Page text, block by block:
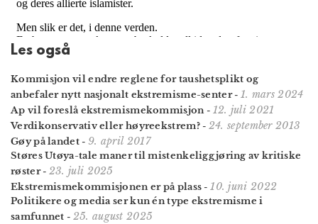
Les også
Kommisjon vil endre reglene for taushetsplikt og
anbefaler nytt nasjonalt ekstremisme-senter- 1. mars 2024
Ap vil foreslå ekstremismekommisjon- 12. juli 2021
Verdikonservativ eller høyreekstrem?- 24. september 2013
Gøy på landet- 9. april 2017
Støres Utøya-tale maner til mistenkelig­gjøring av kritiske
røster- 23. juli 2025
Ekstremisme­kommisjonen er på plass -10. juni 2022
Politikere og media ser kun én type ekstremisme i
samfunnet - 25. august 2025